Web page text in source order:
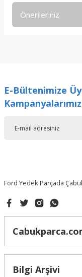
Önerileriniz
Ürün resmi
Ürün
E-Bültenimize
Ford Yedek Parçada
Bilgi Arşivi